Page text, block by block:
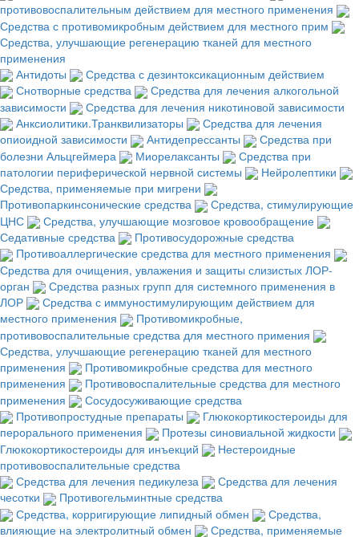
противовоспалительным действием для местного применения
Средства с противомикробным действием для местного прим
Средства, улучшающие регенерацию тканей для местного
применения
Антидоты
Средства с дезинтоксикационным действием
Снотворные средства
Средства для лечения алкогольной
зависимости
Средства для лечения никотиновой зависимости
Анксиолитики.Транквилизаторы
Средства для лечения
опиоидной зависимости
Антидепрессанты
Средства при
болезни Альцгеймера
Миорелаксанты
Средства при
патологии периферической нервной системы
Нейролептики
Средства, применяемые при мигрени
Противопаркинсонические средства
Средства, стимулирующие
ЦНС
Средства, улучшающие мозговое кровообращение
Седативные средства
Противосудорожные средства
Противоаллергические средства для местного применения
Средства для очищения, увлажения и защиты слизистых ЛОР-
орган
Средства разных групп для системного применения в
ЛОР
Средства с иммуностимулирующим действием для
местного применения
Противомикробные,
противовоспалительные средства для местного примения
Средства, улучшающие регенерацию тканей для местного
применения
Противомикробные средства для местного
применения
Противовоспалительные средства для местного
применения
Сосудосуживающие средства
Противопростудные препараты
Глюкокортикостероиды для
перорального применения
Протезы синовиальной жидкости
Глюкокортикостероиды для инъекций
Нестероидные
противовоспалительные средства
Средства для лечения педикулеза
Средства для лечения
чесотки
Противогельминтные средства
Средства, корригирующие липидный обмен
Средства,
влияющие на электролитный обмен
Средства, применяемые